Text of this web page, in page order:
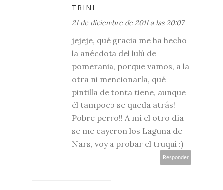
TRINI
21 de diciembre de 2011 a las 20:07
jejeje, qué gracia me ha hecho
la anécdota del lulú de
pomerania, porque vamos, a la
otra ni mencionarla, qué
pintilla de tonta tiene, aunque
él tampoco se queda atrás!
Pobre perro!! A mí el otro día
se me cayeron los Laguna de
Nars, voy a probar el truqui :)
Responder